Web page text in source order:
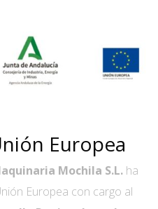
Europea
Mochila S.L.ha
Europea con cargo al